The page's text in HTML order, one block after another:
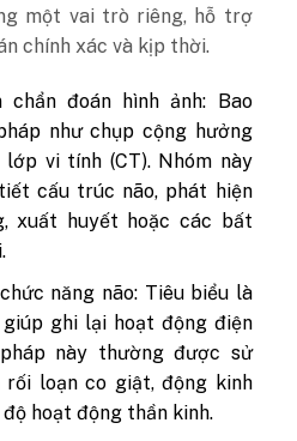
một vai trò riêng, hỗ trợ
chính xác và kịp thời.
chẩn đoán hình ảnh: Bao
như chụp cộng hưởng
vi tính (CT). Nhóm này
cấu trúc não, phát hiện
xuất huyết hoặc các bất
năng não: Tiêu biểu là
giúp ghi lại hoạt động điện
này thường được sử
rối loạn co giật, động kinh
hoạt động thần kinh.